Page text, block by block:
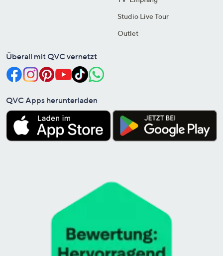
Studio Live Tour
Outlet
Überall mit QVC vernetzt
QVC Apps herunterladen